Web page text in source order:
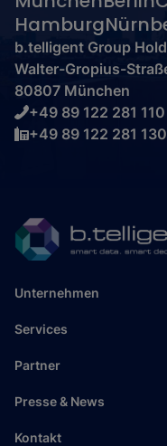
Hamburg
b.telligent Group
Walter-Gropius-
80807 München
+49 89 122 281 110
+49 89 122 281 130
Unternehmen
Services
Partner
Presse & News
Kontakt